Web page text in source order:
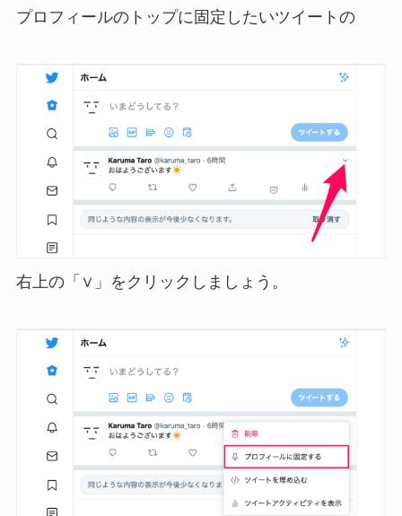
プロフィールのトップに固定したいツイートの
右上の「∨」をクリックしましょう。